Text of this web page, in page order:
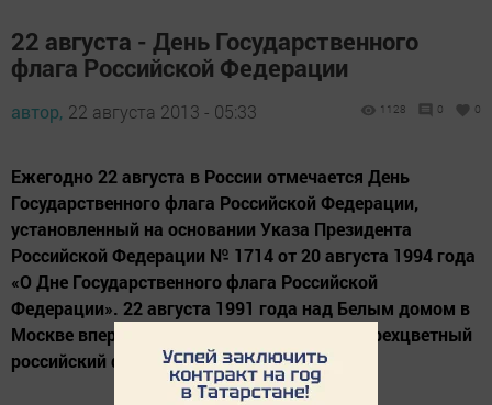
22 августа - День Государственного
флага Российской Федерации
автор, 22 августа 2013 - 05:33 1128 0 0
Ежегодно 22 августа в России отмечается День
Государственного флага Российской Федерации,
установленный на основании Указа Президента
Российской Федерации № 1714 от 20 августа 1994 года
«О Дне Государственного флага Российской
Федерации». 22 августа 1991 года над Белым домом в
Москве впервые был официально поднят трехцветный
российский флаг, заменивший в качестве...